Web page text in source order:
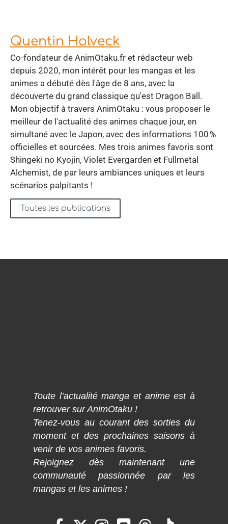
Quentin Holveck
Co-fondateur de AnimOtaku.fr et rédacteur web
depuis 2020, mon intérêt pour les mangas et les
animes a débuté dès l'âge de 8 ans, avec la
découverte du grand classique qu'est Dragon Ball.
Mon objectif à travers AnimOtaku : vous proposer le
meilleur de l'actualité des animes chaque jour, en
simultané avec le Japon, avec des informations 100 %
officielles et sourcées. Mes trois animes favoris sont
Shingeki no Kyojin, Violet Evergarden et Fullmetal
Alchemist, de par leurs ambiances uniques et leurs
scénarios palpitants !
Toutes les publications
Toute l’actualité manga et anime est à
retrouver sur AnimOtaku !
Tenez-vous au courant des sorties du
moment et des prochaines saisons à
venir de vos animes favoris.
Rejoignez dès maintenant une
communauté passionnée par les
mangas et les animes !